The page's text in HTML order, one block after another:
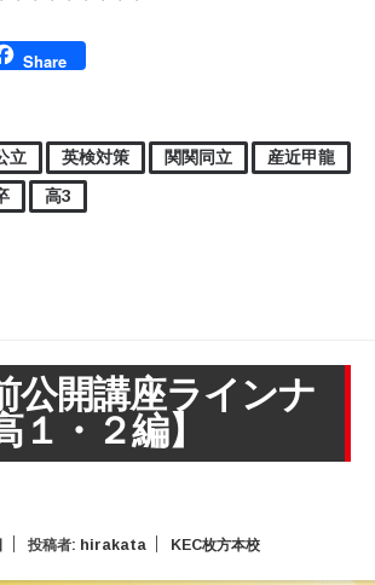
Share
立 英検対策 関関同立
産近甲龍
高3
公開講座ラインナ
１・２編】
投稿者: hirakata KEC枚方本校